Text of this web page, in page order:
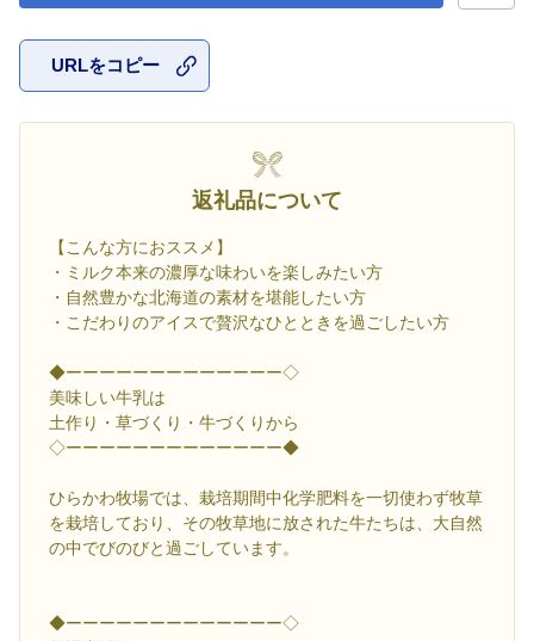
URLをコピー
返礼品について
【こんな方におススメ】
・ミルク本来の濃厚な味わいを楽しみたい方
・自然豊かな北海道の素材を堪能したい方
・こだわりのアイスで贅沢なひとときを過ごしたい方
◆ーーーーーーーーーーーーー◇
美味しい牛乳は
土作り・草づくり・牛づくりから
◇ーーーーーーーーーーーーー◆
ひらかわ牧場では、栽培期間中化学肥料を一切使わず牧草
を栽培しており、その牧草地に放された牛たちは、大自然
の中でびのびと過ごしています。
◆ーーーーーーーーーーーーー◇